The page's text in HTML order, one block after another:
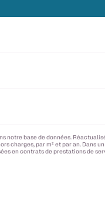
notre base de données.
charges, par m² et par an. Dans
en contrats de prestations de